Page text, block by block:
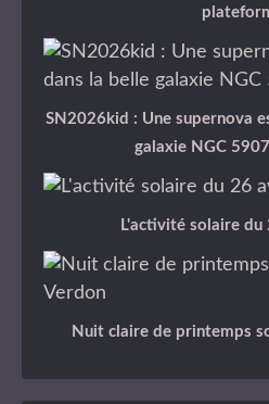
SN2026kid : Une supernova
galaxie NGC
L'activité solaire
Nuit claire de printemps